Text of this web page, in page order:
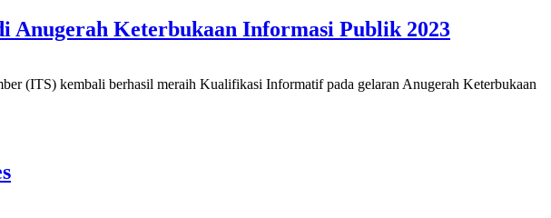
Keterbukaan Informasi Publik 2023
(ITS) kembali berhasil meraih Kualifikasi Informatif pada gelaran Anugerah Keterbukaan